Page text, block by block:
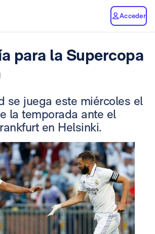
Acceder
para la Supercopa
se juega este miércoles el
la temporada ante el
en Helsinki.